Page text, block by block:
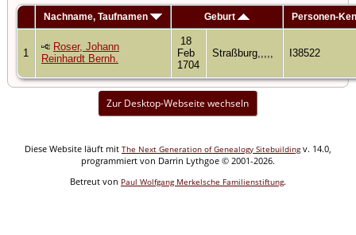
Nachname, Taufnamen Geburt Personen-
1
Roser, Johann
Reinhardt Bernh.
18
Feb
1704
Straßburg,,,,, I38522
Zur Desktop-Webseite wechseln
Diese Website läuft mit The Next Generation of Genealogy Sitebuildingv. 14.0,
programmiert von Darrin Lythgoe © 2001-2026.
Betreut von Paul Wolfgang Merkelsche Familienstiftung.